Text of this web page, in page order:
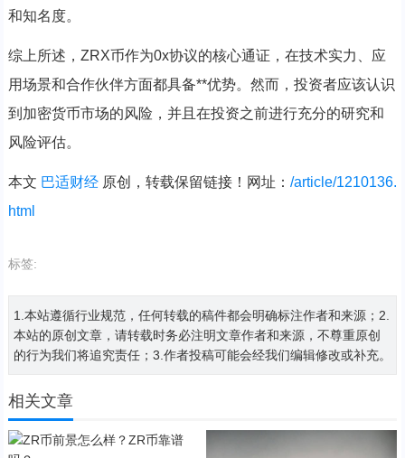
和知名度。
综上所述，ZRX币作为0x协议的核心通证，在技术实力、应
用场景和合作伙伴方面都具备**优势。然而，投资者应该认识
到加密货币市场的风险，并且在投资之前进行充分的研究和
风险评估。
本文 巴适财经原创，转载保留链接！网址： /article/1210136.
html
标签:
1.本站遵循行业规范，任何转载的稿件都会明确标注作者和来源；2.
本站的原创文章，请转载时务必注明文章作者和来源，不尊重原创
的行为我们将追究责任；3.作者投稿可能会经我们编辑修改或补充。
相关文章